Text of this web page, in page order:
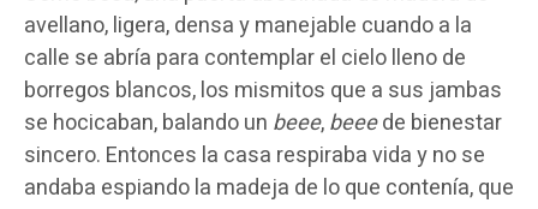
avellano, ligera, densa y manejable cuando a la
calle se abría para contemplar el cielo lleno de
borregos blancos, los mismitos que a sus jambas
se hocicaban, balando un beee,beeede bienestar
sincero. Entonces la casa respiraba vida y no se
andaba espiando la madeja de lo que contenía, que